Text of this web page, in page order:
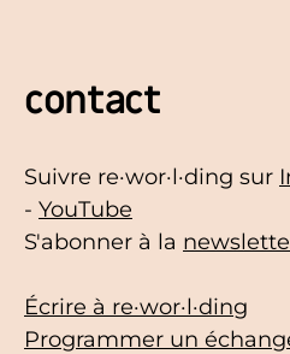
contact
Suivre re·wor·l·ding sur
- YouTube
S'abonner à la
Écrire à re·wor·l·ding
Programmer un